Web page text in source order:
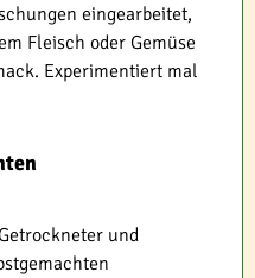
eingearbeitet,
Fleisch oder Gemüse
Experimentiert mal
und